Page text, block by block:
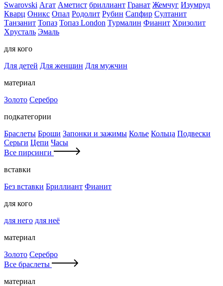
Swarovski Агат Аметист бриллиант Гранат Жемчуг Изумруд
Кварц Оникс Опал Родолит Рубин Сапфир Султанит
Танзанит Топаз Топаз London Турмалин Фианит Хризолит
Хрусталь Эмаль
для кого
Для детей Для женщин Для мужчин
материал
Золото Серебро
подкатегории
Браслеты Броши Запонки и зажимы Колье Кольца Подвески
Серьги Цепи Часы
Все пирсинги
вставки
Без вставки Бриллиант Фианит
для кого
для него для неё
материал
Золото Серебро
Все браслеты
материал